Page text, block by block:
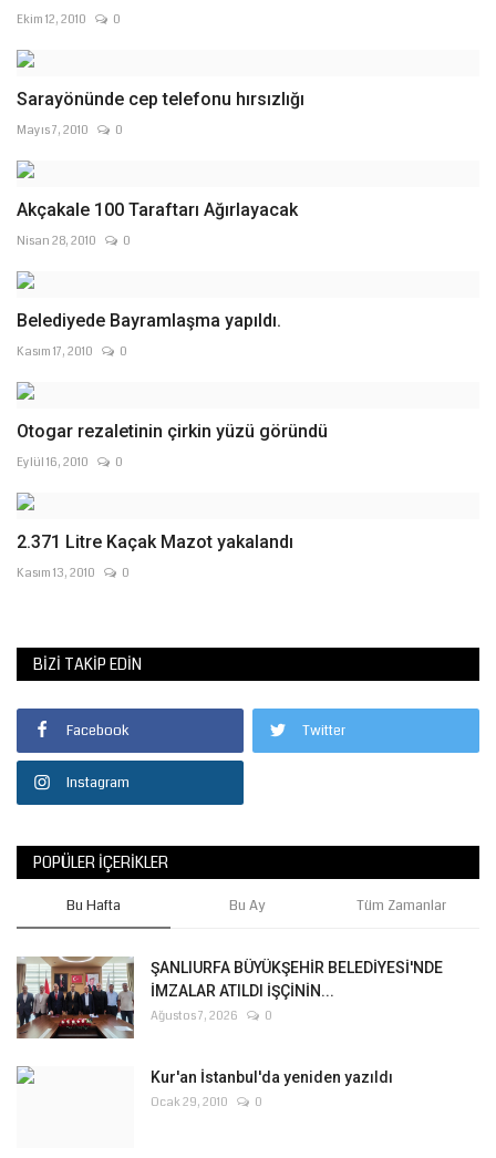
Ekim 12, 2010 0
Sarayönünde cep telefonu hırsızlığı
Mayıs 7, 2010 0
Akçakale 100 Taraftarı Ağırlayacak
Nisan 28, 2010 0
Belediyede Bayramlaşma yapıldı.
Kasım 17, 2010 0
Otogar rezaletinin çirkin yüzü göründü
Eylül 16, 2010 0
2.371 Litre Kaçak Mazot yakalandı
Kasım 13, 2010 0
BIZI TAKIP EDIN
Facebook Twitter
Instagram
POPÜLER İÇERIKLER
Bu Hafta Bu Ay Tüm Zamanlar
ŞANLIURFA BÜYÜKŞEHİR BELEDİYESİ'NDE
İMZALAR ATILDI İŞÇİNİN...
Ağustos 7, 2026 0
Kur'an İstanbul'da yeniden yazıldı
Ocak 29, 2010 0